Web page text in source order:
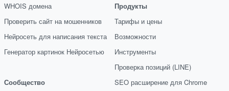
WHOIS домена
Проверить сайт на мошенников
Нейросеть для написания текста
Генератор картинок Нейросетью
Сообщество
Продукты
Тарифы и цены
Возможности
Инструменты
Проверка позиций (LINE)
SEO расширение для Chrome